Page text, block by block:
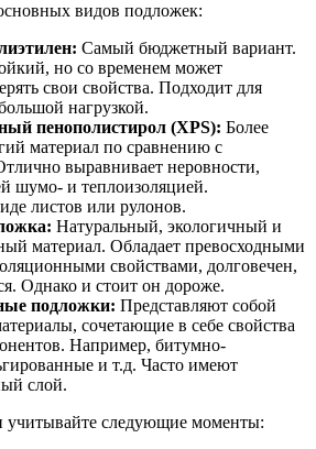
видов подложек:
Самый бюджетный вариант.
но со временем может
свои свойства. Подходит для
нагрузкой.
пенополистирол (XPS): Более
материал по сравнению с
выравнивает неровности,
шумо- и теплоизоляцией.
листов или рулонов.
Натуральный, экологичный и
материал. Обладает превосходными
свойствами, долговечен,
Однако и стоит он дороже.
подложки: Представляют собой
сочетающие в себе свойства
Например, битумно-
и т.д. Часто имеют
слой.
следующие моменты: